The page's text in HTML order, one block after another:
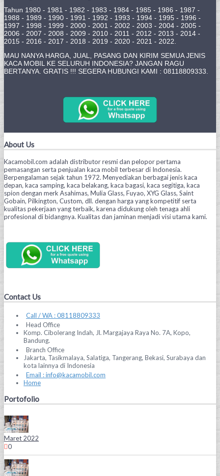
Tahun 1980 - 1981 - 1982 - 1983 - 1984 - 1985 - 1986 - 1987 -
1988 - 1989 - 1990 - 1991 - 1992 - 1993 - 1994 - 1995 - 1996 -
1997 - 1998 - 1999 - 2000 - 2001 - 2002 - 2003 - 2004 - 2005 -
2006 - 2007 - 2008 - 2009 - 2010 - 2011 - 2012 - 2013 - 2014 -
2015 - 2016 - 2017 - 2018 - 2019 - 2020 - 2021 - 2022.
MAU NANYA HARGA, JUAL, PASANG DAN KIRIM SEMUA JENIS
KACA MOBIL KE SELURUH INDONESIA? JANGAN RAGU
BERTANYA. GRATIS !!! SEGERA HUBUNGI KAMI : 08118809333.
About Us
Kacamobil.com adalah distributor resmi dan pelopor pertama
pemasangan serta penjualan kaca mobil terbesar di Indonesia.
Berpengalaman sejak tahun 1972. Menyediakan berbagai jenis kaca
depan, kaca samping, kaca belakang, kaca bagasi, kaca segitiga, kaca
spion dengan merk Asahimas, Mulia Glass, Fuyao, XYG Glass, Saint
Gobain, Pilkington, Custom, dll. dengan harga yang kompetitif serta
kualitas pekerjaan yang terbaik, karena didukung oleh tenaga ahli
profesional di bidangnya. Kualitas dan jaminan menjadi visi utama kami.
Contact Us
Call / WA : 08118809333
Head Office
Komp. Cibolerang Indah, Jl. Margajaya Raya No. 7A, Kopo,
Bandung.
Branch Office
Jakarta, Tasikmalaya, Salatiga, Tangerang, Bekasi, Surabaya dan
kota lainnya di Indonesia
Email : info@kacamobil.com
Home
Portofolio
Maret 2022
0